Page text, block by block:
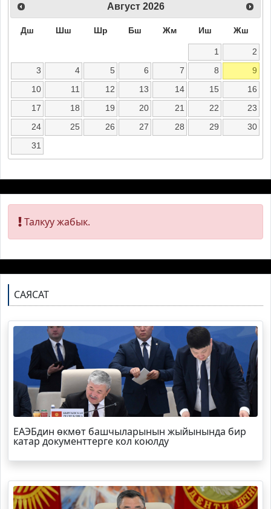
Август 2026
Дш Шш Шр Бш Жм Иш Жш
1
2
3
4 5 6 7 8
9
10
11 12 13 14 15
16
17
18 19 20 21 22
23
24
25 26 27 28 29
30
31
Талкуу жабык.
САЯСАТ
ЕАЭБдин өкмөт башчыларынын жыйынында бир
катар документтерге кол коюлду